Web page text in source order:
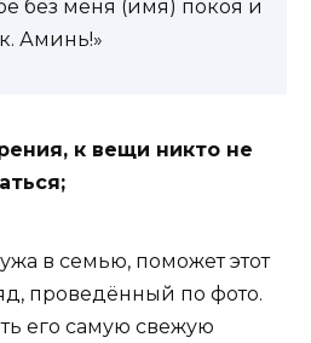
без меня (имя) покоя и
Аминь!»
к вещи никто не
в семью, поможет этот
проведённый по фото.
его самую свежую